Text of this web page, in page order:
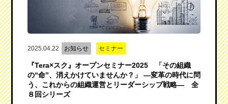
2025.04.22 お知らせ セミナー
『Tera×スク』オープンセミナー2025 「その組織
の“命”、消えかけていませんか？」 ―変革の時代に問
う、これからの組織運営とリーダーシップ戦略― 全
８回シリーズ